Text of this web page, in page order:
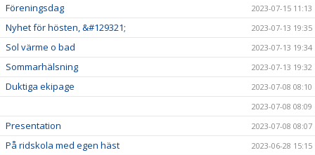
Föreningsdag 2023-07-15 11:13
Nyhet för hösten, &#129321; 2023-07-13 19:35
Sol värme o bad 2023-07-13 19:34
Sommarhälsning 2023-07-13 19:32
Duktiga ekipage
2023-07-08 08:10
2023-07-08 08:09
Presentation 2023-07-08 08:07
På ridskola med egen häst 2023-06-28 15:15